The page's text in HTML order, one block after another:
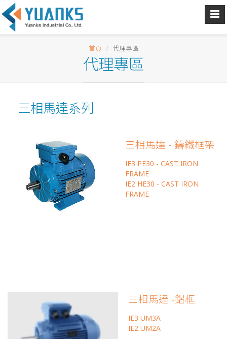
首頁 代理專區
代理專區
三相馬達系列
三相馬達 - 鑄鐵框架
IE3 PE30 - CAST IRON
FRAME
IE2 HE30 - CAST IRON
FRAME
三相馬達 -鋁框
IE3 UM3A
IE2 UM2A